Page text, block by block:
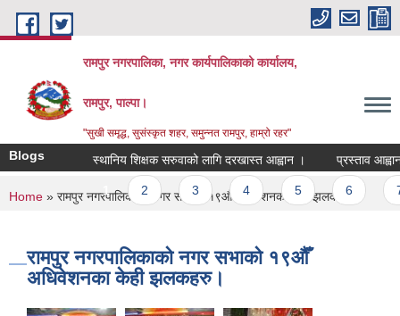
Skip to main content
रामपुर नगरपालिका, नगर कार्यपालिकाको कार्यालय,
रामपुर, पाल्पा।
"सुखी समृद्ध, सुसंस्कृत शहर, समुन्नत रामपुर, हाम्रो रहर"
Blogs स्थानिय शिक्षक सरुवाको लागि दरखास्त आह्वान । प्रस्ताव आह्वान
Pages
1 2 3 4 5 6
You are here
Home » रामपुर नगरपालिकाको नगर सभाको १९औँ अधिवेशनका केही झलकहरु।
रामपुर नगरपालिकाको नगर सभाको १९औँ
अधिवेशनका केही झलकहरु।